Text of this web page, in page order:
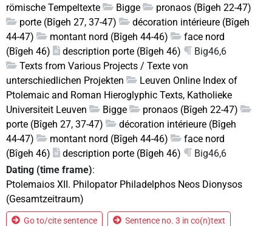
römische Tempeltexte
Bigge
pronaos (Bîgeh 22-47)
porte (Bîgeh 27, 37-47)
décoration intérieure (Bîgeh
44-47)
montant nord (Bîgeh 44-46)
face nord
(Bîgeh 46)
description porte (Bîgeh 46)
Big46,6
Texts from Various Projects / Texte von
unterschiedlichen Projekten
Leuven Online Index of
Ptolemaic and Roman Hieroglyphic Texts, Katholieke
Universiteit Leuven
Bigge
pronaos (Bîgeh 22-47)
porte (Bîgeh 27, 37-47)
décoration intérieure (Bîgeh
44-47)
montant nord (Bîgeh 44-46)
face nord
(Bîgeh 46)
description porte (Bîgeh 46)
Big46,6
Dating (time frame):
Ptolemaios XII. Philopator Philadelphos Neos Dionysos
(Gesamtzeitraum)
Go to/cite sentence Sentence no. 3 in co(n)text